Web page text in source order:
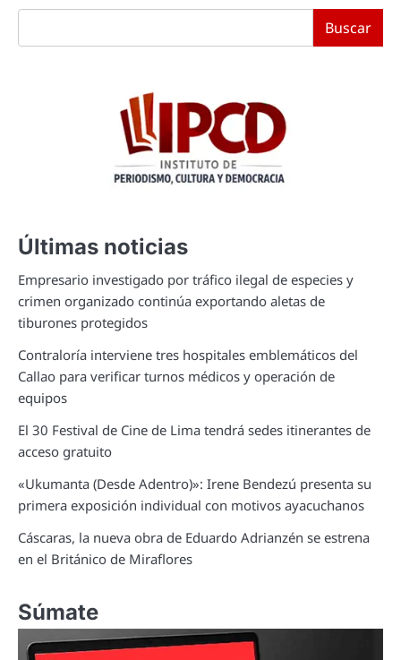
Buscar
Últimas noticias
Empresario investigado por tráfico ilegal de especies y
crimen organizado continúa exportando aletas de
tiburones protegidos
Contraloría interviene tres hospitales emblemáticos del
Callao para verificar turnos médicos y operación de
equipos
El 30 Festival de Cine de Lima tendrá sedes itinerantes de
acceso gratuito
«Ukumanta (Desde Adentro)»: Irene Bendezú presenta su
primera exposición individual con motivos ayacuchanos
Cáscaras, la nueva obra de Eduardo Adrianzén se estrena
en el Británico de Miraflores
Súmate